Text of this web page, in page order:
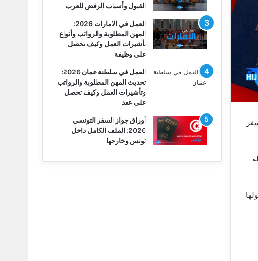
القبول وأسباب الرفض للعرب
العمل في الامارات 2026:
المهن المطلوبة والرواتب وأنواع
تأشيرات العمل وكيف تحصل
على وظيفة
العمل في سلطنة عمان 2026:
تحديث المهن المطلوبة والرواتب
وتأشيرات العمل وكيف تحصل
على عقد
أوراق جواز السفر التونسي
2026: الملف الكامل داخل
تونس وخارجها